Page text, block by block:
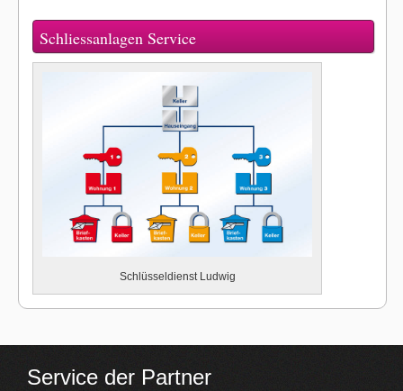
Schliessanlagen Service
Schlüsseldienst Ludwig
Service der Partner